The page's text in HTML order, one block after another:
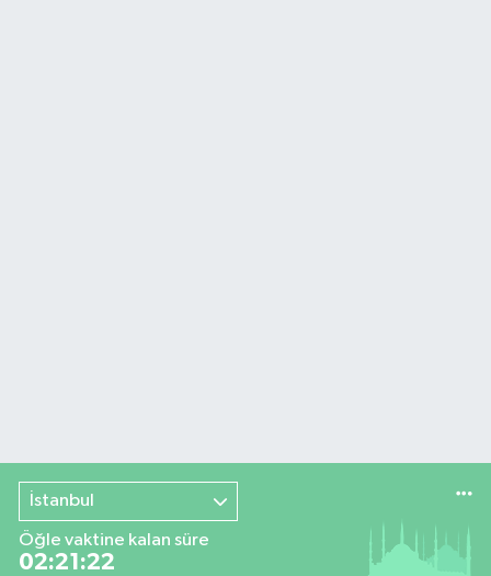
İstanbul
Öğle vaktine kalan süre
02:21:21